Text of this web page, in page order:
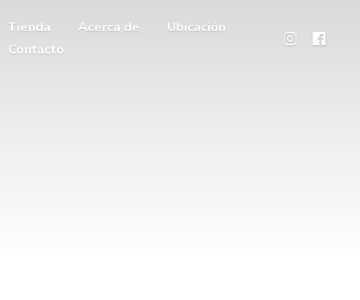
Tienda Acerca de
Ubicación
Contacto